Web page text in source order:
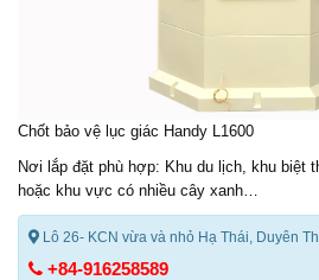
Chốt bảo vệ lục giác Handy L1600
Nơi lắp đặt phù hợp: Khu du lịch, khu biệt
hoặc khu vực có nhiều cây xanh…
Lô 26- KCN vừa và nhỏ Hạ Thái, Duyên
+84-916258589